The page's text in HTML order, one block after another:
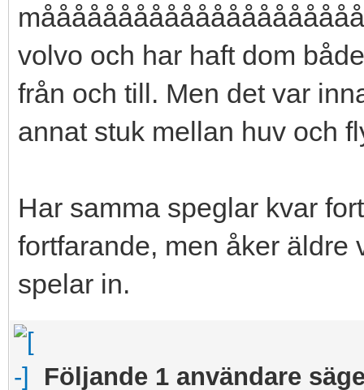
volvo och har haft dom
från och till. Men det var
annat stuk mellan huv och
Har samma speglar kvar
fortfarande, men åker äldre
spelar in.
Följande 1 användare